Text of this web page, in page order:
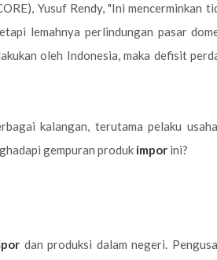
Yusuf Rendy, "Ini mencerminkan
lemahnya perlindungan pasar
oleh Indonesia, maka defisit
kalangan, terutama pelaku
gempuran produk impor ini?
dan produksi dalam negeri.